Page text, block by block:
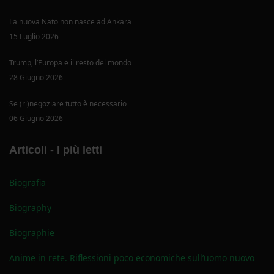
La nuova Nato non nasce ad Ankara
15 Luglio 2026
Trump, l’Europa e il resto del mondo
28 Giugno 2026
Se (ri)negoziare tutto è necessario
06 Giugno 2026
Articoli - I più letti
Biografia
Biography
Biographie
Anime in rete. Riflessioni poco economiche sull’uomo nuovo